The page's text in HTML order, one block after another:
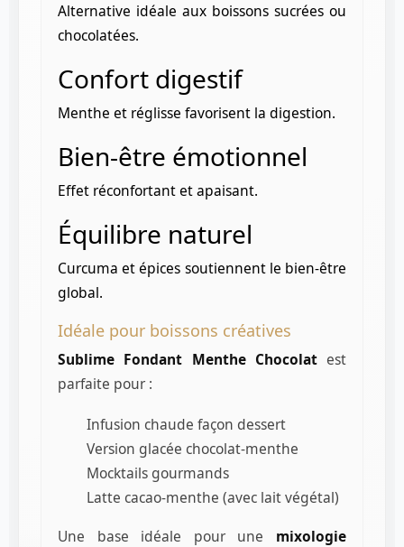
Alternative idéale aux boissons sucrées ou
chocolatées.
Confort digestif
Menthe et réglisse favorisent la digestion.
Bien-être émotionnel
Effet réconfortant et apaisant.
Équilibre naturel
Curcuma et épices soutiennent le bien-être
global.
Idéale pour boissons créatives
Sublime Fondant Menthe Chocolatest
parfaite pour :
Infusion chaude façon dessert
Version glacée chocolat-menthe
Mocktails gourmands
Latte cacao-menthe (avec lait végétal)
Une base idéale pour une mixologie